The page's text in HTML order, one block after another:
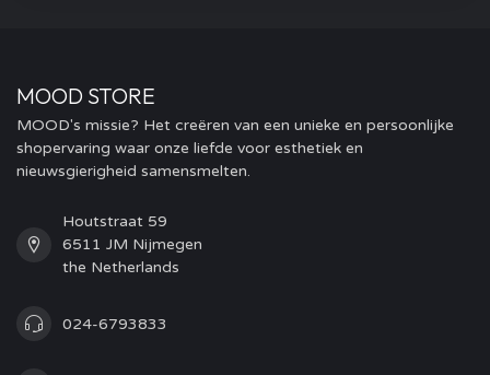
MOOD STORE
MOOD's missie? Het creëren van een unieke en persoonlijke
shopervaring waar onze liefde voor esthetiek en
nieuwsgierigheid samensmelten.
Houtstraat 59
6511 JM Nijmegen
the Netherlands
024-6793833